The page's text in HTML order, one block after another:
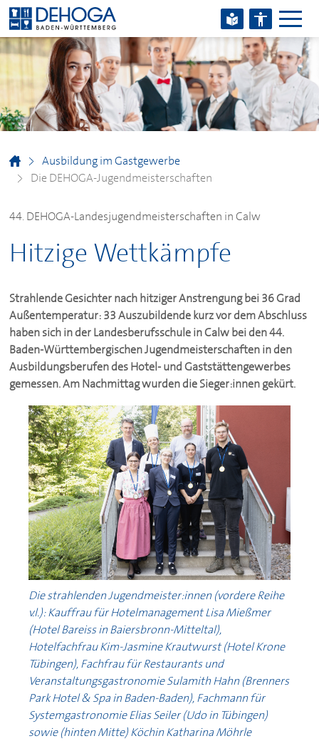
Zum Hauptinhalt springen
Zum Footerinhalt springen
Ausbildung im Gastgewerbe
Die DEHOGA-Jugendmeisterschaften
44. DEHOGA-Landesjugendmeisterschaften in Calw
Hitzige Wettkämpfe
Strahlende Gesichter nach hitziger Anstrengung bei 36 Grad
Außentemperatur: 33 Auszubildende kurz vor dem Abschluss
haben sich in der Landesberufsschule in Calw bei den 44.
Baden-Württembergischen Jugendmeisterschaften in den
Ausbildungsberufen des Hotel- und Gaststättengewerbes
gemessen. Am Nachmittag wurden die Sieger:innen gekürt.
Die strahlenden Jugendmeister:innen (vordere Reihe
v.l.): Kauffrau für Hotelmanagement Lisa Mießmer
(Hotel Bareiss in Baiersbronn-Mitteltal),
Hotelfachfrau Kim-Jasmine Krautwurst (Hotel Krone
Tübingen), Fachfrau für Restaurants und
Veranstaltungsgastronomie Sulamith Hahn (Brenners
Park Hotel & Spa in Baden-Baden), Fachmann für
Systemgastronomie Elias Seiler (Udo in Tübingen)
sowie (hinten Mitte) Köchin Katharina Möhrle